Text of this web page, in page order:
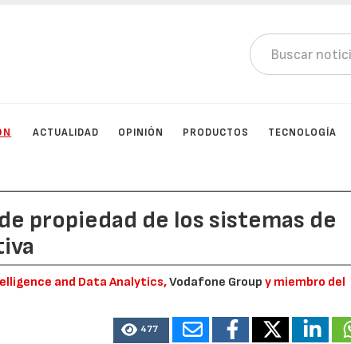
ACTUALIDAD OPINIÓN PRODUCTOS TECNOLOGÍA
propiedad de los sistemas de
and Data Analytics,Vodafone Group y miembro del
477